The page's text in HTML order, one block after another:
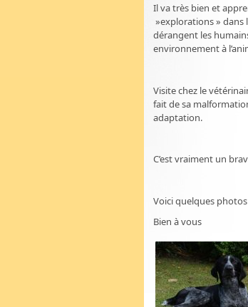
Il va très bien et
»explorations » dans
dérangent les
environnement à
Visite chez le
fait de sa
adaptation.
C’est vraiment un
Voici quelques photos
Bien à vous